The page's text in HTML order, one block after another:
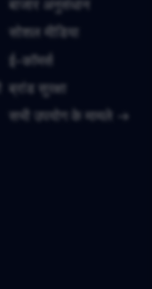
बाजार अनुसंधान
सोशल मीडिया
ई-कॉमर्स
ब्रांड सुरक्षा
सभी उपयोग के मामले